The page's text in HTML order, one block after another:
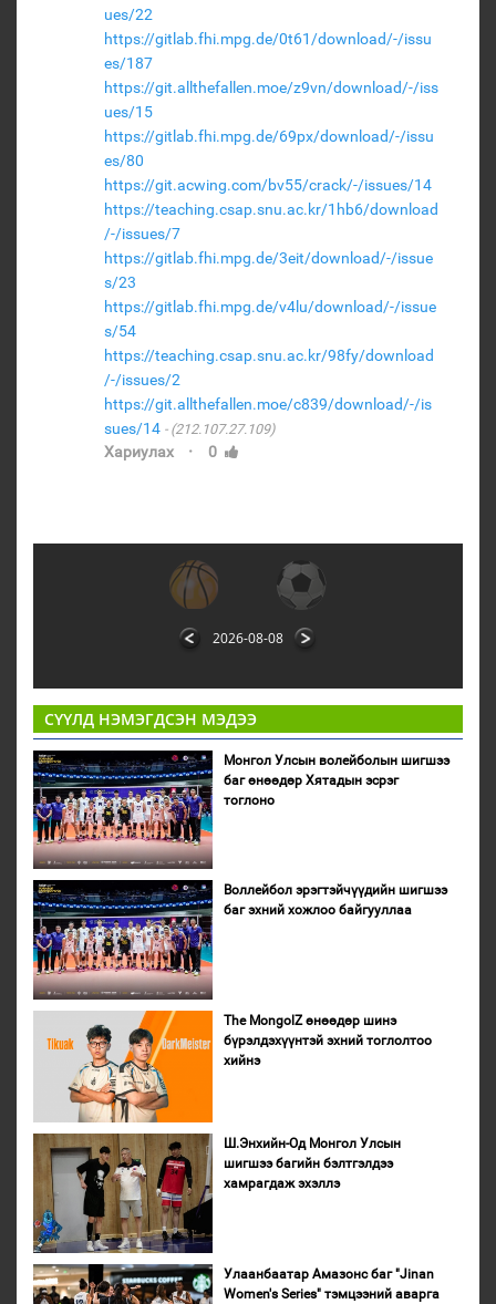
ues/22
https://gitlab.fhi.mpg.de/0t61/download/-/issu
es/187
https://git.allthefallen.moe/z9vn/download/-/iss
ues/15
https://gitlab.fhi.mpg.de/69px/download/-/issu
es/80
https://git.acwing.com/bv55/crack/-/issues/14
https://teaching.csap.snu.ac.kr/1hb6/download
/-/issues/7
https://gitlab.fhi.mpg.de/3eit/download/-/issue
s/23
https://gitlab.fhi.mpg.de/v4lu/download/-/issue
s/54
https://teaching.csap.snu.ac.kr/98fy/download
/-/issues/2
https://git.allthefallen.moe/c839/download/-/is
sues/14
(212.107.27.109)
Хариулах · 0
2026-08-08
СҮҮЛД НЭМЭГДСЭН МЭДЭЭ
Монгол Улсын волейболын шигшээ
баг өнөөдөр Хятадын эсрэг
тоглоно
Воллейбол эрэгтэйчүүдийн шигшээ
баг эхний хожлоо байгууллаа
The MongolZ өнөөдөр шинэ
бүрэлдэхүүнтэй эхний тоглолтоо
хийнэ
Ш.Энхийн-Од Монгол Улсын
шигшээ багийн бэлтгэлдээ
хамрагдаж эхэллэ
Улаанбаатар Амазонс баг "Jinan
Women's Series" тэмцээний аварга